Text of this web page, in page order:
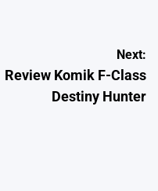
Next:
Review Komik F-Class
Destiny Hunter